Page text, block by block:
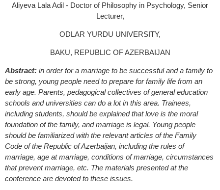
Aliyeva Lala Adil - Doctor of Philosophy in Psychology, Senior
Lecturer,
ODLAR YURDU UNIVERSITY,
BAKU, REPUBLIC OF AZERBAIJAN
Abstract: in order for a marriage to be successful and a family to
be strong, young people need to prepare for family life from an
early age. Parents, pedagogical collectives of general education
schools and universities can do a lot in this area. Trainees,
including students, should be explained that love is the moral
foundation of the family, and marriage is legal. Young people
should be familiarized with the relevant articles of the Family
Code of the Republic of Azerbaijan, including the rules of
marriage, age at marriage, conditions of marriage, circumstances
that prevent marriage, etc. The materials presented at the
conference are devoted to these issues.